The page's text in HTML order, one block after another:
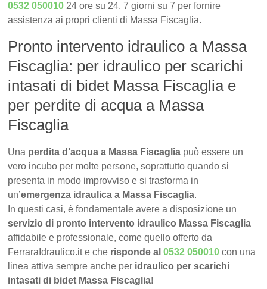
0532 050010 24 ore su 24, 7 giorni su 7 per fornire
assistenza ai propri clienti di Massa Fiscaglia.
Pronto intervento idraulico a Massa
Fiscaglia: per idraulico per scarichi
intasati di bidet Massa Fiscaglia e
per perdite di acqua a Massa
Fiscaglia
Una perdita d’acqua a Massa Fiscaglia può essere un
vero incubo per molte persone, soprattutto quando si
presenta in modo improvviso e si trasforma in
un’emergenza idraulica a Massa Fiscaglia.
In questi casi, è fondamentale avere a disposizione un
servizio di pronto intervento idraulico Massa Fiscaglia
affidabile e professionale, come quello offerto da
FerraraIdraulico.it e che risponde al0532 050010 con una
linea attiva sempre anche per idraulico per scarichi
intasati di bidet Massa Fiscaglia!